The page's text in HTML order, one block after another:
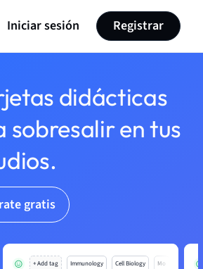
Iniciar sesión Registrar
didácticas
en tus
gratis
+ Add tag Immunology Cell Biology Mo